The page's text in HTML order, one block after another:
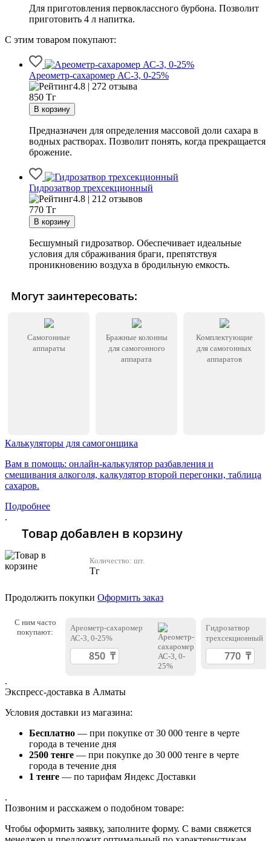
Для приготовления первоклассного бурбона. Позволит
приготовить 4 л напитка.
С этим товаром покупают:
Ареометр-сахаромер АС-3, 0-25%
4.8 | 272 отзыва
850 Тг
Предназначен для определения массовой доли сахара в
водных растворах. Позволит понять, когда прекращается
брожение.
Гидрозатвор трехсекционный
4.8 | 212 отзывов
770 Тг
Бесшумный гидрозатвор. Обеспечивает идеальные
условия для сбраживания браги, препятствуя
проникновению воздуха в бродильную емкость.
Могут заинтересовать:
Самогонные
аппараты
Бражные колонны
для самогонного
аппарата
Комплектующие
для самогонных
аппаратов
Калькуляторы для самогонщика
Вам в помощь: онлайн-калькулятор разбавления и
смешивания алкоголя, калкулятор второй перегонки, таблица
сахаров.
Подробнее
.
Товар добавлен в корзину
Количество: шт.
Тг
Продолжить покупки Оформить заказ
С ним часто
покупают:
Ареометр-сахаромер
АС-3, 0-25%
Гидрозатвор
трехсекционный
.
Экспресс-доставка в Алматы
Условия доставки из магазина:
Бесплатно — при покупке от 30 000 тенге в черте
города в течение дня
2500 тенге — при покупке до 30 000 тенге в черте
города в течение дня
1 тенге — по тарифам Яндекс Доставки
.
Позвоним и расскажем о подобном товаре:
Чтобы оформить заявку, заполните форму. С вами свяжется